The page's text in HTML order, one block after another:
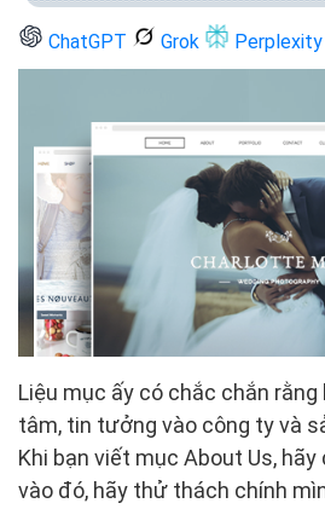
ChatGPT Grok Perplexity
Liệu mục ấy có chắc chắn
tâm, tin tưởng vào công ty và
Khi bạn viết mục About Us,
vào đó, hãy thử thách chính